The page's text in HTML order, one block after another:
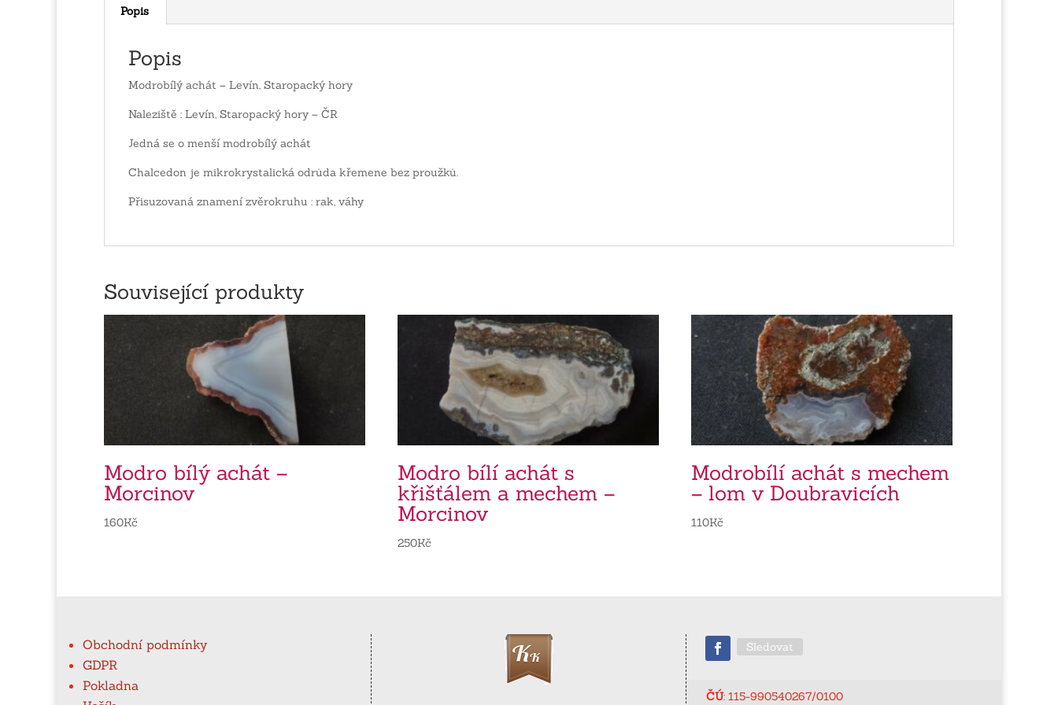
Popis
Popis
Modrobílý achát – Levín, Staropacký hory
Naleziště : Levín, Staropacký hory – ČR
Jedná se o menší modrobílý achát
Chalcedon je mikrokrystalická odrůda křemene bez proužků.
Přisuzovaná znamení zvěrokruhu : rak, váhy
Související produkty
Modro bílý achát –
Morcinov
160Kč
Modro bílí achát s
křišťálem a mechem –
Morcinov
250Kč
Modrobílí achát s mechem
– lom v Doubravicích
110Kč
Obchodní podmínky
GDPR
Pokladna
Sledovat
ČÚ: 115-990540267/0100